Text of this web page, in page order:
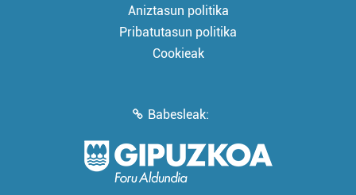
Aniztasun politika
Pribatutasun politika
Cookieak
Babesleak: